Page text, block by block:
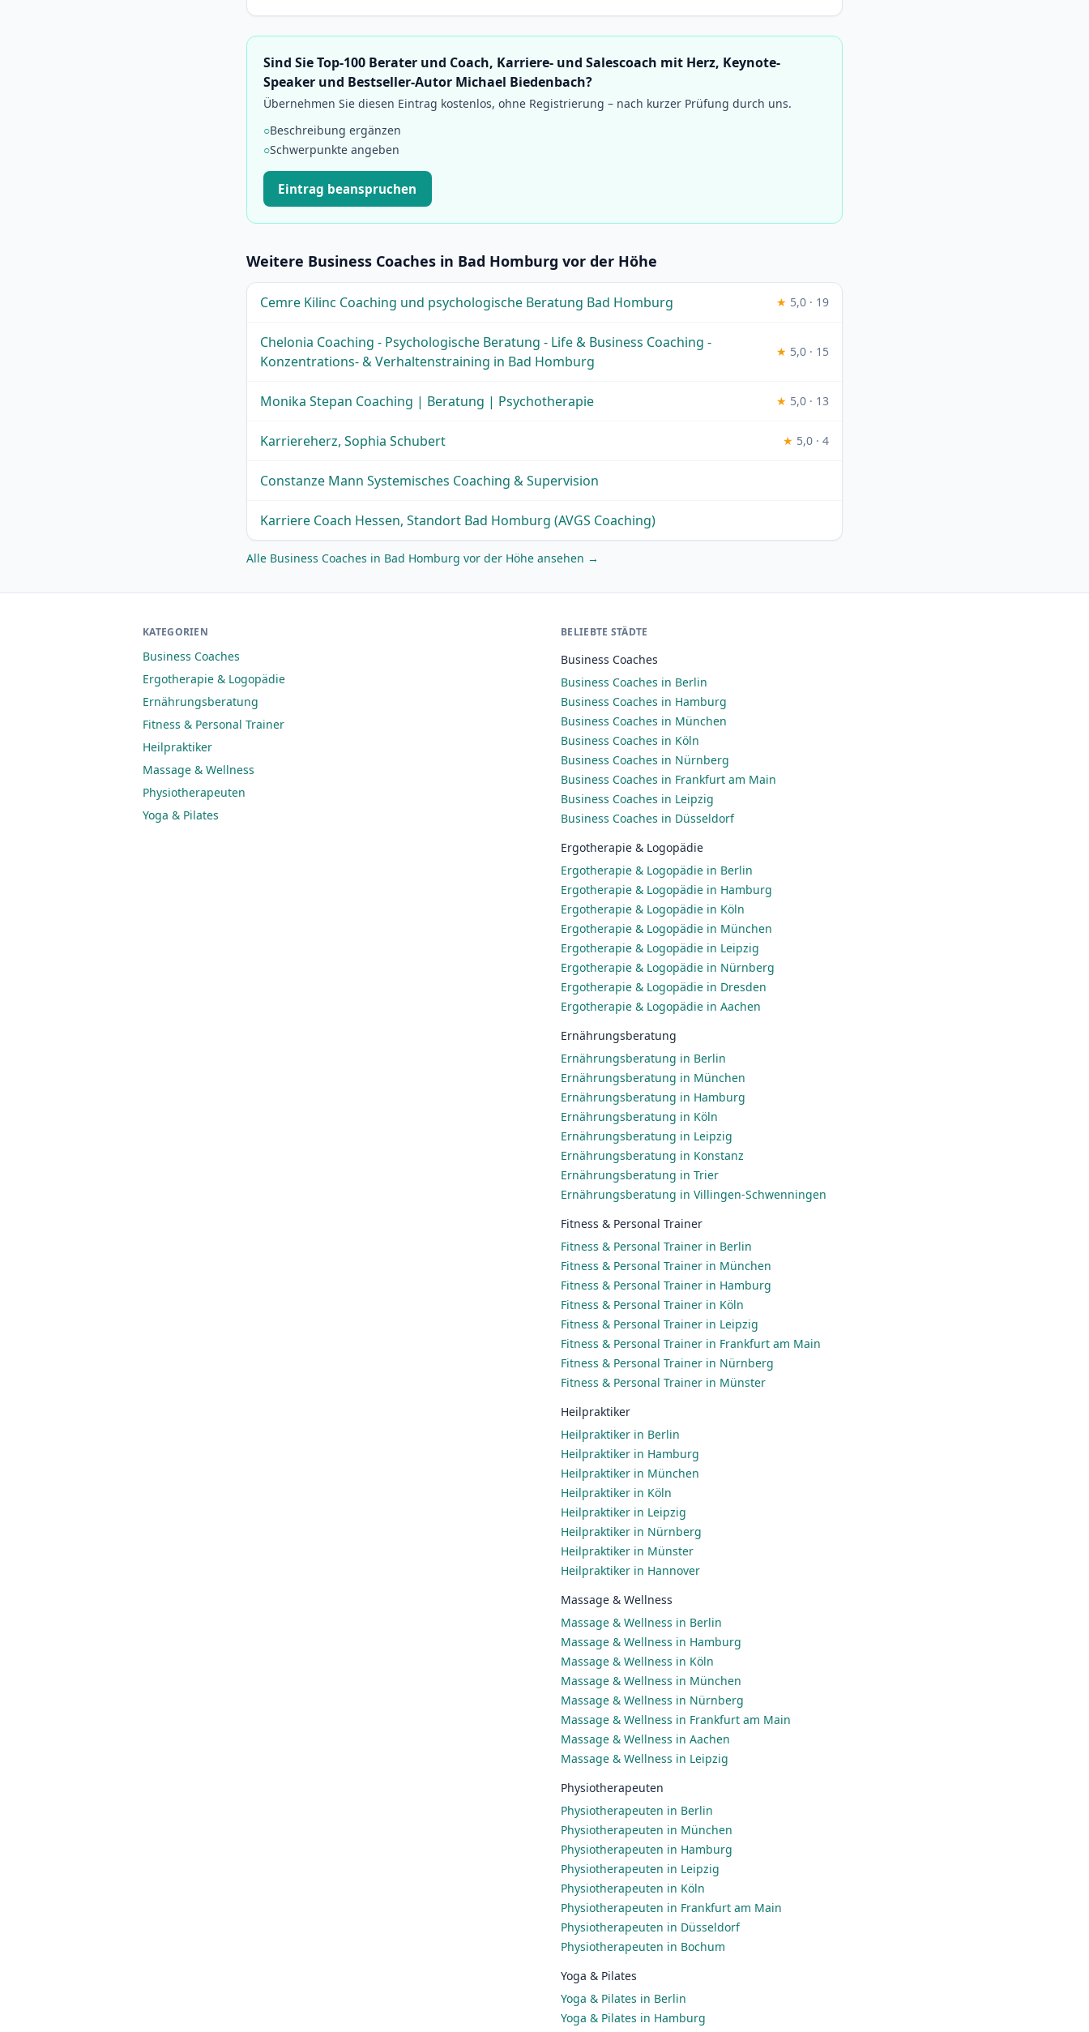
Sind Sie Top-100 Berater und Coach, Karriere- und Salescoach mit Herz, Keynote-
Speaker und Bestseller-Autor Michael Biedenbach?
Übernehmen Sie diesen Eintrag kostenlos, ohne Registrierung – nach kurzer Prüfung durch uns.
○Beschreibung ergänzen
○Schwerpunkte angeben
Eintrag beanspruchen
Weitere Business Coaches in Bad Homburg vor der Höhe
Cemre Kilinc Coaching und psychologische Beratung Bad Homburg ★ 5,0 · 19
Chelonia Coaching - Psychologische Beratung - Life & Business Coaching -
Konzentrations- & Verhaltenstraining in Bad Homburg
★ 5,0 · 15
Monika Stepan Coaching | Beratung | Psychotherapie ★ 5,0 · 13
Karriereherz, Sophia Schubert ★ 5,0 · 4
Constanze Mann Systemisches Coaching & Supervision
Karriere Coach Hessen, Standort Bad Homburg (AVGS Coaching)
Alle Business Coaches in Bad Homburg vor der Höhe ansehen →
KATEGORIEN
Business Coaches
Ergotherapie & Logopädie
Ernährungsberatung
Fitness & Personal Trainer
Heilpraktiker
Massage & Wellness
Physiotherapeuten
Yoga & Pilates
BELIEBTE STÄDTE
Business Coaches
Business Coaches in Berlin
Business Coaches in Hamburg
Business Coaches in München
Business Coaches in Köln
Business Coaches in Nürnberg
Business Coaches in Frankfurt am Main
Business Coaches in Leipzig
Business Coaches in Düsseldorf
Ergotherapie & Logopädie
Ergotherapie & Logopädie in Berlin
Ergotherapie & Logopädie in Hamburg
Ergotherapie & Logopädie in Köln
Ergotherapie & Logopädie in München
Ergotherapie & Logopädie in Leipzig
Ergotherapie & Logopädie in Nürnberg
Ergotherapie & Logopädie in Dresden
Ergotherapie & Logopädie in Aachen
Ernährungsberatung
Ernährungsberatung in Berlin
Ernährungsberatung in München
Ernährungsberatung in Hamburg
Ernährungsberatung in Köln
Ernährungsberatung in Leipzig
Ernährungsberatung in Konstanz
Ernährungsberatung in Trier
Ernährungsberatung in Villingen-Schwenningen
Fitness & Personal Trainer
Fitness & Personal Trainer in Berlin
Fitness & Personal Trainer in München
Fitness & Personal Trainer in Hamburg
Fitness & Personal Trainer in Köln
Fitness & Personal Trainer in Leipzig
Fitness & Personal Trainer in Frankfurt am Main
Fitness & Personal Trainer in Nürnberg
Fitness & Personal Trainer in Münster
Heilpraktiker
Heilpraktiker in Berlin
Heilpraktiker in Hamburg
Heilpraktiker in München
Heilpraktiker in Köln
Heilpraktiker in Leipzig
Heilpraktiker in Nürnberg
Heilpraktiker in Münster
Heilpraktiker in Hannover
Massage & Wellness
Massage & Wellness in Berlin
Massage & Wellness in Hamburg
Massage & Wellness in Köln
Massage & Wellness in München
Massage & Wellness in Nürnberg
Massage & Wellness in Frankfurt am Main
Massage & Wellness in Aachen
Massage & Wellness in Leipzig
Physiotherapeuten
Physiotherapeuten in Berlin
Physiotherapeuten in München
Physiotherapeuten in Hamburg
Physiotherapeuten in Leipzig
Physiotherapeuten in Köln
Physiotherapeuten in Frankfurt am Main
Physiotherapeuten in Düsseldorf
Physiotherapeuten in Bochum
Yoga & Pilates
Yoga & Pilates in Berlin
Yoga & Pilates in Hamburg